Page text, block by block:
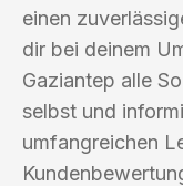
einen
dir bei deinem
Gaziantep alle
selbst und
umfangreichen